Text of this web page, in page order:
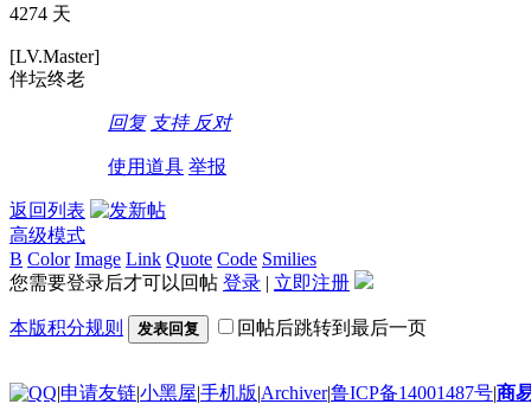
4274 天
[LV.Master]
伴坛终老
回复 支持 反对
使用道具 举报
返回列表
高级模式
B Color Image Link Quote Code Smilies
您需要登录后才可以回帖 登录 | 立即注册
本版积分规则 发表回复 回帖后跳转到最后一页
|申请友链|小黑屋|手机版|Archiver|鲁ICP备14001487号|商